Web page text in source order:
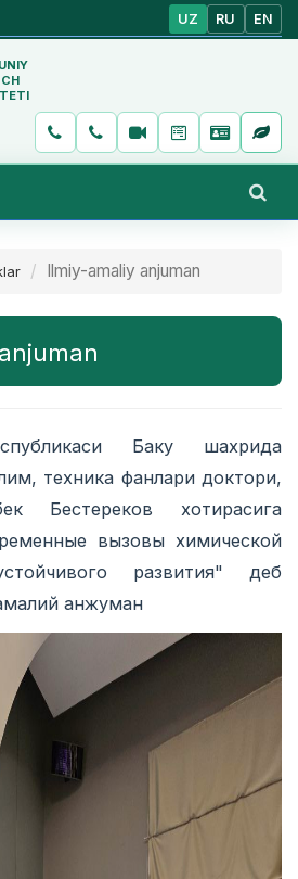
UZ RU EN
Ilmiy-amaliy anjuman
Баку шахрида
техника фанлари доктори,
Бестереков хотирасига
вызовы химической
развития" деб
анжуман